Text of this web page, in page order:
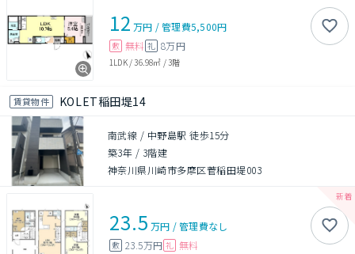
12 万円 /管理費5,500円
敷 無料 礼 8万円
1LDK/36.98㎡ /3階
賃貸物件 KOLET稲田堤14
南武線 / 中野島駅 徒歩15分
築3年 / 3階建
神奈川県川崎市多摩区菅稲田堤003
23.5 万円 /管理費なし
敷 23.5万円 礼 無料